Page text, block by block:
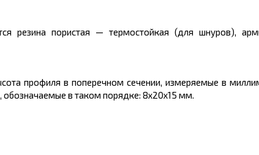
резина пористая — термостойкая (для шнуров),
профиля в поперечном сечении, измеряемые в
в таком порядке: 8x20x15 мм.